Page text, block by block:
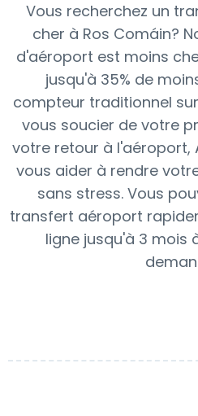
Vous recherchez un
cher à Ros Comáin?
d'aéroport est moins
jusqu'à 35% de
compteur traditionnel
vous soucier de votre
votre retour à l'aéroport,
vous aider à rendre
sans stress. Vous
transfert aéroport
ligne jusqu'à 3 mois